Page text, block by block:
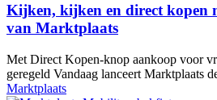
Kijken, kijken en direct kopen
van Marktplaats
Met Direct Kopen-knop aankoop voor
geregeld Vandaag lanceert Marktplaats
Marktplaats